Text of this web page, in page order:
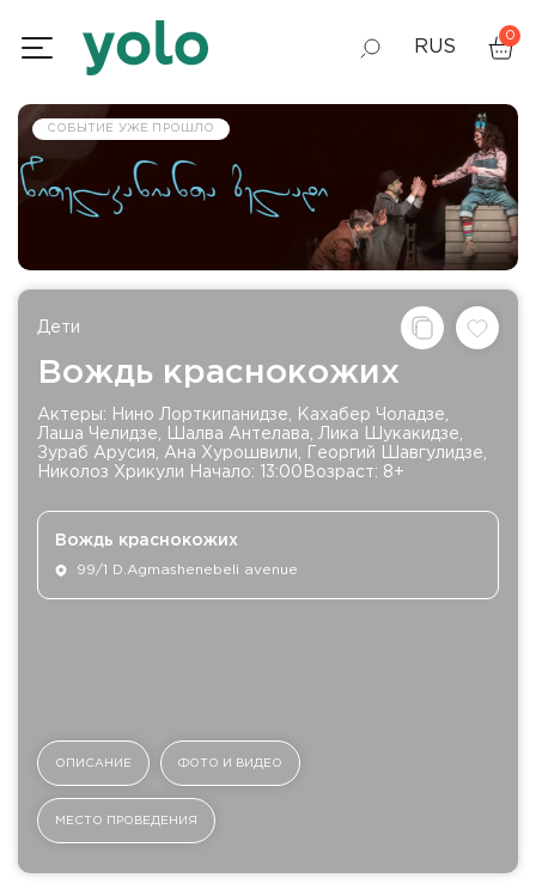
RUS
ENG
0
СОБЫТИЕ УЖЕ ПРОШЛО
Дети
Вождь краснокожих
Актеры: Нино Лорткипанидзе, Кахабер Чоладзе,
Лаша Челидзе, Шалва Антелава, Лика Шукакидзе,
Зураб Арусия, Ана Хурошвили, Георгий Шавгулидзе,
Николоз Хрикули Начало: 13:00Возраст: 8+
Вождь краснокожих
99/1 D.Agmashenebeli avenue
ОПИСАНИЕ ФОТО И ВИДЕО
МЕСТО ПРОВЕДЕНИЯ